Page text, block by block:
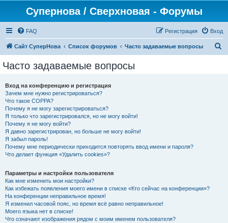
Супернова / Сверхновая - Форумы
FAQ Вход
Регистрация
Сайт СуперНова Список форумов Часто задаваемые вопросы
Часто задаваемые вопросы
Вход на конференцию и регистрация
Зачем мне нужно регистрироваться?
Что такое COPPA?
Почему я не могу зарегистрироваться?
Я только что зарегистрировался, но не могу войти!
Почему я не могу войти?
Я давно зарегистрирован, но больше не могу войти!
Я забыл пароль!
Почему мне периодически приходится повторять ввод имени и пароля?
Что делает функция «Удалить cookies»?
Параметры и настройки пользователя
Как мне изменить мои настройки?
Как избежать появления моего имени в списке «Кто сейчас на конференции»?
На конференции неправильное время!
Я изменил часовой пояс, но время всё равно неправильное!
Моего языка нет в списке!
Что означают изображения рядом с моим именем пользователя?